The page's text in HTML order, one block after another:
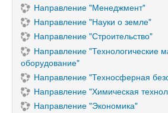
Направление "Менеджмент"
Направление "Науки о земле"
Направление "Строительство"
Направление "Технологические
оборудование"
Направление "Техносферная
Направление "Химическая
Направление "Экономика"